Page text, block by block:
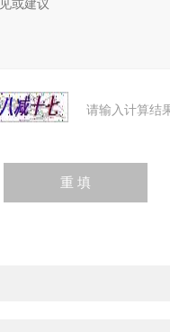
请输入计算结